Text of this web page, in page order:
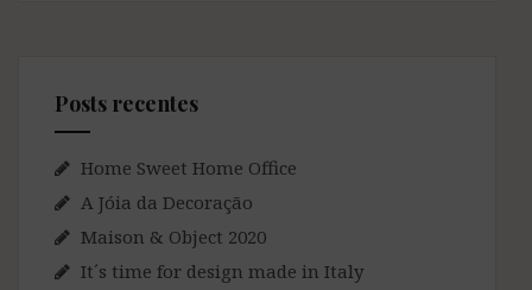
Posts recentes
Home Sweet Home Office
A Jóia da Decoração
Maison & Object 2020
It´s time for design made in Italy